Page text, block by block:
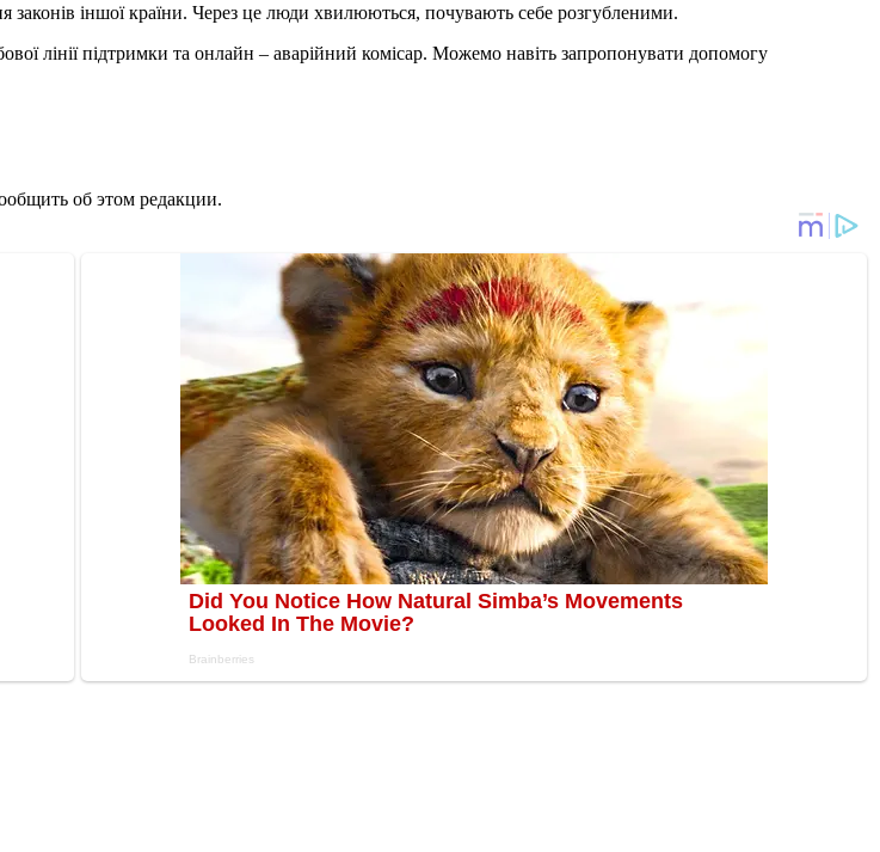
іншої країни. Через це люди хвилюються, почувають себе розгубленими.
лінії підтримки та онлайн – аварійний комісар. Можемо навіть запропонувати допомогу
об этом редакции.